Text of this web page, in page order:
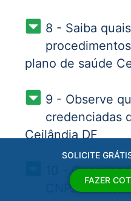
8 - Saiba
plano de saúde
9 - Observe
credenciadas
Ceilândia DF
10 - Quem
CNPJ ativo
SOLICITE
FAZER